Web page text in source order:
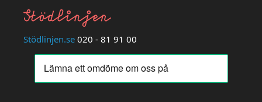
Stödlinjen.se 020 - 81 91 00